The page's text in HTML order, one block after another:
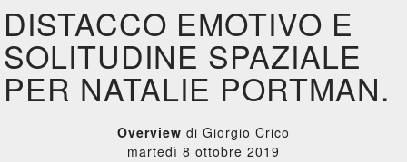
DISTACCO EMOTIVO E
SOLITUDINE SPAZIALE
PER NATALIE PORTMAN.
Overview di Giorgio Crico
martedì 8 ottobre 2019